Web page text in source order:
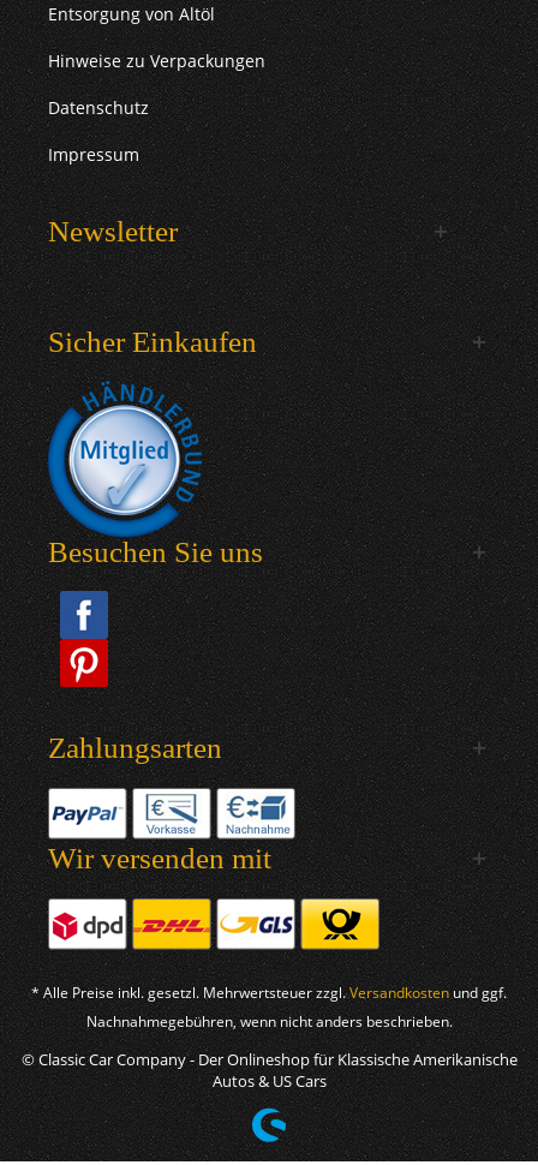
Entsorgung von Altöl
Hinweise zu Verpackungen
Datenschutz
Impressum
Newsletter
Sicher Einkaufen
Besuchen Sie uns
Zahlungsarten
Wir versenden mit
* Alle Preise inkl. gesetzl. Mehrwertsteuer zzgl.Versandkosten und ggf.
Nachnahmegebühren, wenn nicht anders beschrieben.
© Classic Car Company - Der Onlineshop für Klassische Amerikanische
Autos & US Cars